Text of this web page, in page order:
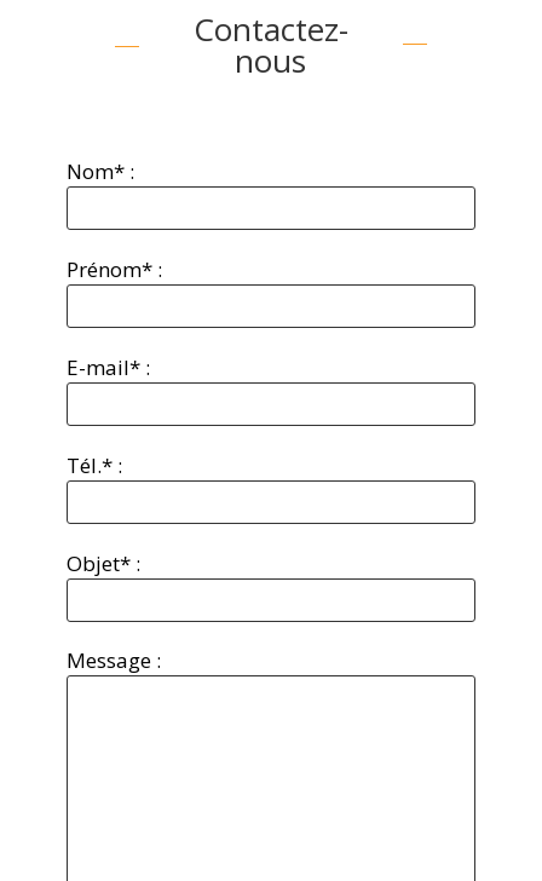
Contactez-
nous
Nom* :
Prénom* :
E-mail* :
Tél.* :
Objet* :
Message :